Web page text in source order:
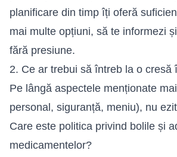
planificare din timp îți oferă
mai multe opțiuni, să te informezi
fără presiune.
2. Ce ar trebui să întreb la o cresă
Pe lângă aspectele menționate
personal, siguranță, meniu), nu
Care este politica privind bolile și
medicamentelor?